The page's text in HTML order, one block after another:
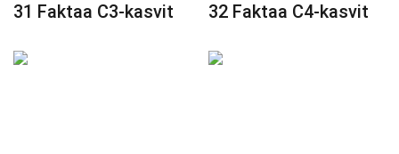
31 Faktaa C3-kasvit 32 Faktaa C4-kasvit